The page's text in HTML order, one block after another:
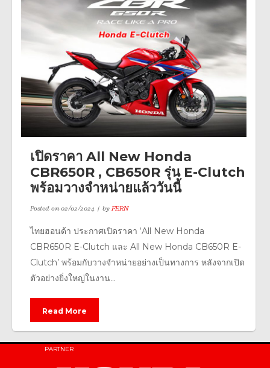
เปิดราคา All New Honda
CBR650R , CB650R รุ่น E-Clutch
พร้อมวางจำหน่ายแล้ววันนี้
Posted on02/02/2024 byFERN
ไทยฮอนด้า ประกาศเปิดราคา ‘All New Honda
CBR650R E-Clutch และ All New Honda CB650R E-
Clutch’ พร้อมกับวางจำหน่ายอย่างเป็นทางการ หลังจากเปิด
ตัวอย่างยิ่งใหญ่ในงาน...
Read More
PARTNER